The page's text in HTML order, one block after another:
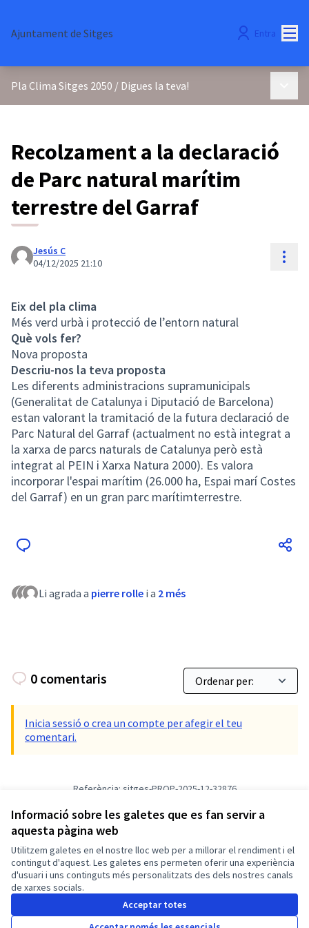
Informació sobre les galetes que es fan servir a
aquesta pàgina web
Utilitzem galetes en el nostre lloc web per a millorar el rendiment i el
contingut d'aquest. Les galetes ens permeten oferir una experiència
d'usuari i uns continguts més personalitzats des dels nostres canals
de xarxes socials.
Acceptar totes
Ajuntament de Sitges Entra
Pla Clima Sitges 2050 / Digues la teva!
Recolzament a la declaració
de Parc natural marítim
terrestre del Garraf
Jesús C
04/12/2025 21:10
Eix del pla clima
Més verd urbà i protecció de l’entorn natural
Què vols fer?
Nova proposta
Descriu-nos la teva proposta
Les diferents administracions supramunicipals
(Generalitat de Catalunya i Diputació de Barcelona)
estan valorant la tramitació de la futura declaració de
Parc Natural del Garraf (actualment no està integrat a
la xarxa de parcs naturals de Catalunya però està
integrat al PEIN i Xarxa Natura 2000). Es valora
incorporar l'espai marítim (26.000 ha, Espai marí Costes
del Garraf) en un gran parc marítimterrestre.
Li agrada a pierre rolle i a 2 més
0 comentaris
Inicia sessió o crea un compte per afegir el teu
comentari.
Referència: sitges-PROP-2025-12-32876
Verifica l'empremta digital
Termes i condicions d'ús
Configuració de les galetes
Triar la llenguaElegir el idioma